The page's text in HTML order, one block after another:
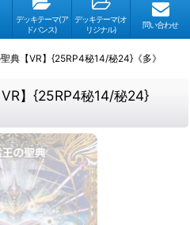
デッキテーマ(ア
ドバンス)
デッキテーマ(オ
リジナル)
問い合わせ
聖典【VR】{25RP4秘14/秘24}《多》
VR】{25RP4秘14/秘24}